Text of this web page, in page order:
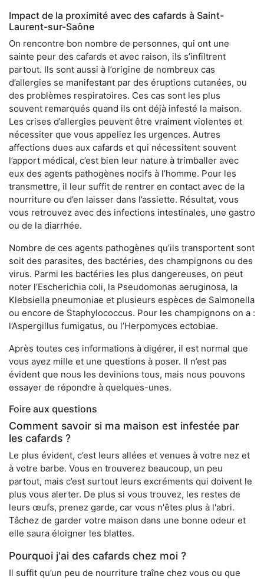
Impact de la proximité avec des cafards à Saint-
Laurent-sur-Saône
On rencontre bon nombre de personnes, qui ont une
sainte peur des cafards et avec raison, ils s’infiltrent
partout. Ils sont aussi à l’origine de nombreux cas
d’allergies se manifestant par des éruptions cutanées, ou
des problèmes respiratoires. Ces cas sont les plus
souvent remarqués quand ils ont déjà infesté la maison.
Les crises d’allergies peuvent être vraiment violentes et
nécessiter que vous appeliez les urgences. Autres
affections dues aux cafards et qui nécessitent souvent
l’apport médical, c’est bien leur nature à trimballer avec
eux des agents pathogènes nocifs à l’homme. Pour les
transmettre, il leur suffit de rentrer en contact avec de la
nourriture ou d’en laisser dans l’assiette. Résultat, vous
vous retrouvez avec des infections intestinales, une gastro
ou de la diarrhée.
Nombre de ces agents pathogènes qu’ils transportent sont
soit des parasites, des bactéries, des champignons ou des
virus. Parmi les bactéries les plus dangereuses, on peut
noter l’Escherichia coli, la Pseudomonas aeruginosa, la
Klebsiella pneumoniae et plusieurs espèces de Salmonella
ou encore de Staphylococcus. Pour les champignons on a :
l’Aspergillus fumigatus, ou l’Herpomyces ectobiae.
Après toutes ces informations à digérer, il est normal que
vous ayez mille et une questions à poser. Il n’est pas
évident que nous les devinions tous, mais nous pouvons
essayer de répondre à quelques-unes.
Foire aux questions
Comment savoir si ma maison est infestée par
les cafards ?
Le plus évident, c’est leurs allées et venues à votre nez et
à votre barbe. Vous en trouverez beaucoup, un peu
partout, mais c’est surtout leurs excréments qui doivent le
plus vous alerter. De plus si vous trouvez, les restes de
leurs œufs, prenez garde, car vous n'êtes plus à l'abri.
Tâchez de garder votre maison dans une bonne odeur et
elle saura éloigner les blattes.
Pourquoi j'ai des cafards chez moi ?
Il suffit qu’un peu de nourriture traîne chez vous ou que